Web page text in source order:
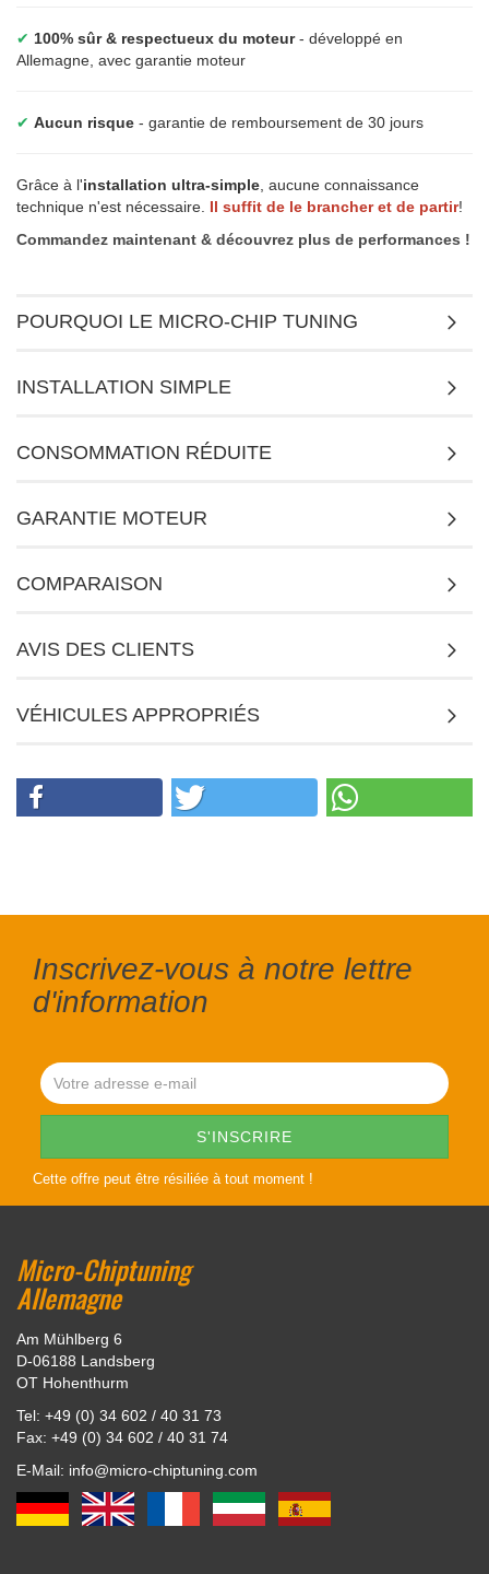
✔ 100% sûr & respectueux du moteur- développé en
Allemagne, avec garantie moteur
✔ Aucun risque - garantie de remboursement de 30 jours
Grâce à l'installation ultra-simple , aucune connaissance
technique n'est nécessaire. Il suffit de le brancher et de partir!
Commandez maintenant & découvrez plus de performances !
POURQUOI LE MICRO-CHIP TUNING
INSTALLATION SIMPLE
CONSOMMATION RÉDUITE
GARANTIE MOTEUR
COMPARAISON
AVIS DES CLIENTS
VÉHICULES APPROPRIÉS
Inscrivez-vous à notre lettre
d'information
Cette offre peut être résiliée à tout moment !
Micro-Chiptuning
Allemagne
Am Mühlberg 6
D-06188 Landsberg
OT Hohenthurm
Tel: +49 (0) 34 602 / 40 31 73
Fax: +49 (0) 34 602 / 40 31 74
E-Mail: info@micro-chiptuning.com